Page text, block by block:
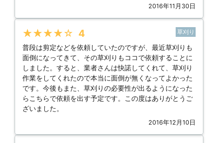
2016年11月30日
★★★★★ 4 草刈り
普段は剪定などを依頼していたのですが、最近草刈りも
面倒になってきて、その草刈りもココで依頼することに
しました。すると、業者さんは快諾してくれて、草刈り
作業をしてくれたので本当に面倒が無くなってよかった
です。今後もまた、草刈りの必要性が出るようになった
らこちらで依頼を出す予定です。この度はありがとうご
ざいました。
2016年12月10日